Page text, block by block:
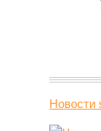
Новости